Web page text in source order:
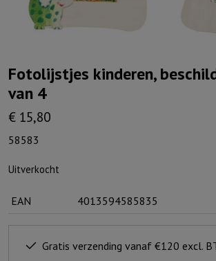
Fotolijstjes kinderen,
van 4
€ 15,80
58583
Uitverkocht
EAN 4013594585835
Gratis verzending vanaf €120 excl.